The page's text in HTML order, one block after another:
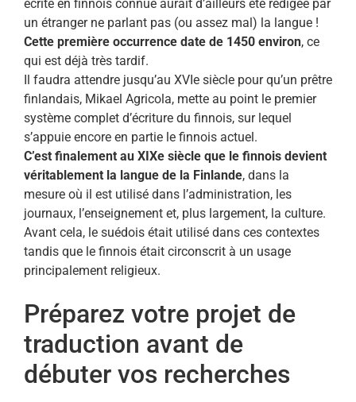
écrite en finnois connue aurait d’ailleurs été rédigée par
un étranger ne parlant pas (ou assez mal) la langue !
Cette première occurrence date de 1450 environ, ce
qui est déjà très tardif.
Il faudra attendre jusqu’au XVIe siècle pour qu’un prêtre
finlandais, Mikael Agricola, mette au point le premier
système complet d’écriture du finnois, sur lequel
s’appuie encore en partie le finnois actuel.
C’est finalement au XIXe siècle que le finnois devient
véritablement la langue de la Finlande, dans la
mesure où il est utilisé dans l’administration, les
journaux, l’enseignement et, plus largement, la culture.
Avant cela, le suédois était utilisé dans ces contextes
tandis que le finnois était circonscrit à un usage
principalement religieux.
Préparez votre projet de
traduction avant de
débuter vos recherches